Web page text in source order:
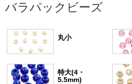
バラパックビーズ
丸小
特大(4・
5.5mm)